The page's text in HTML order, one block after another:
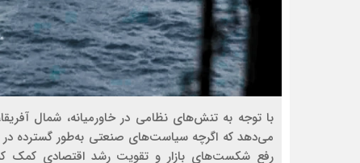
می‌دهد که اگرچه سیاست‌های صنعتی به‌طور گسترده در
رفع شکست‌های بازار و تقویت رشد اقتصادی کمک